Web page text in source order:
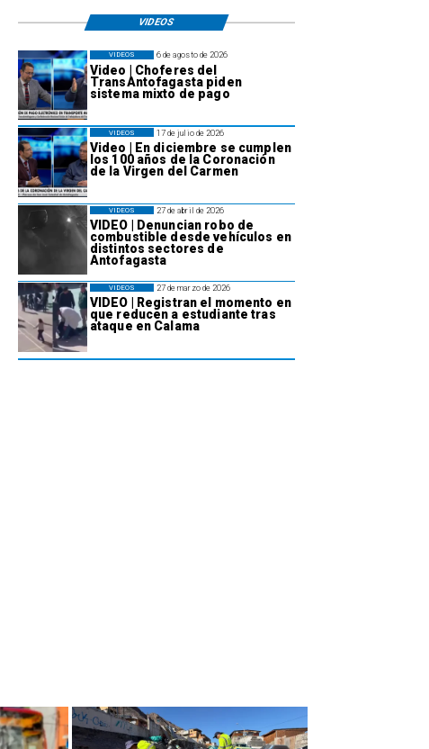
VIDEOS
6 de agosto de 2026
Video | Choferes del
TransAntofagasta piden
sistema mixto de pago
VIDEOS
17 de julio de 2026
Video | En diciembre se cumplen
los 100 años de la Coronación
de la Virgen del Carmen
VIDEOS
27 de abril de 2026
VIDEO | Denuncian robo de
combustible desde vehículos en
distintos sectores de
Antofagasta
VIDEOS
27 de marzo de 2026
VIDEO | Registran el momento en
que reducen a estudiante tras
ataque en Calama
VIDEOS